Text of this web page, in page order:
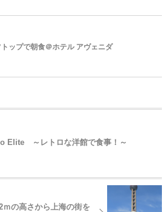
ップで朝食＠ホテル アヴェニダ
Elite ～レトロな洋館で食事！～
ｍの高さから上海の街を